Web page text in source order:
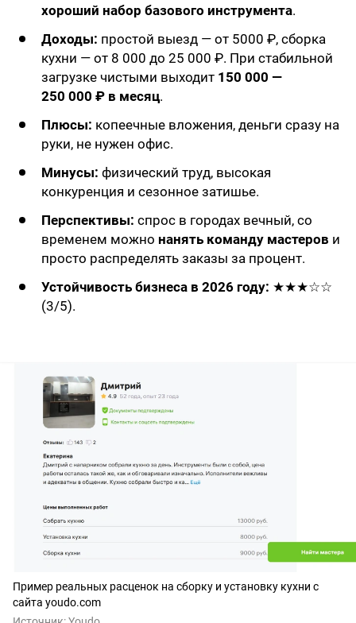
хороший набор базового инструмента.
Доходы: простой выезд — от 5000 ₽, сборка
кухни — от 8 000 до 25 000 ₽. При стабильной
загрузке чистыми выходит 150 000 —
250 000 ₽ в месяц.
Плюсы: копеечные вложения, деньги сразу на
руки, не нужен офис.
Минусы: физический труд, высокая
конкуренция и сезонное затишье.
Перспективы: спрос в городах вечный, со
временем можно нанять команду мастеров и
просто распределять заказы за процент.
Устойчивость бизнеса в 2026 году: ★★★☆☆
(3/5).
Пример реальных расценок на сборку и установку кухни с
сайта youdo.com